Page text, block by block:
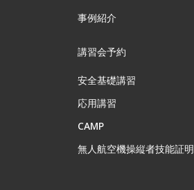
事例紹介
講習会予約
安全基礎講習
応用講習
CAMP
無⼈航空機操縦者技能証明